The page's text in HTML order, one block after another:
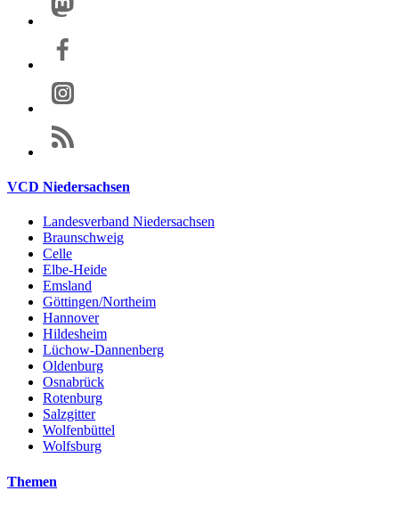
VCD Niedersachsen
Landesverband Niedersachsen
Braunschweig
Celle
Elbe-Heide
Emsland
Göttingen/Northeim
Hannover
Hildesheim
Lüchow-Dannenberg
Oldenburg
Osnabrück
Rotenburg
Salzgitter
Wolfenbüttel
Wolfsburg
Themen